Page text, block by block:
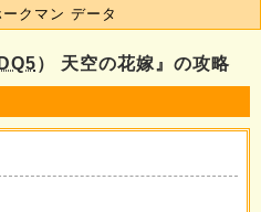
DQ5） 天空の花嫁』の攻略
ークマン データ